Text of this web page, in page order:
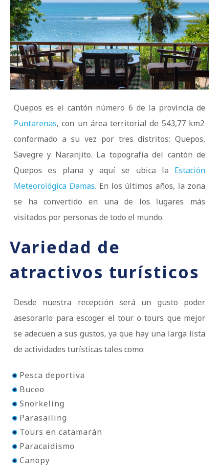
Quepos es el cantón número 6 de la provincia de
Puntarenas, con un área territorial de 543,77 km2
conformado a su vez por tres distritos: Quepos,
Savegre y Naranjito. La topografía del cantón de
Quepos es plana y aquí se ubica la Estación
Meteorológica Damas. En los últimos años, la zona
se ha convertido en una de los lugares más
visitados por personas de todo el mundo.
Variedad de
atractivos turísticos
Desde nuestra recepción será un gusto poder
asesorarlo para escoger el tour o tours que mejor
se adecuen a sus gustos, ya que hay una larga lista
de actividades turísticas tales como:
Pesca deportiva
Buceo
Snorkeling
Parasailing
Tours en catamarán
Paracaidismo
Canopy